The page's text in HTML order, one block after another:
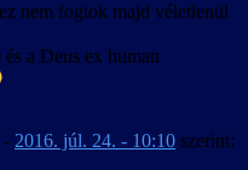
nem fogtok majd véletlenül
a Deus ex human
- 2016. júl. 24. - 10:10 szerint: